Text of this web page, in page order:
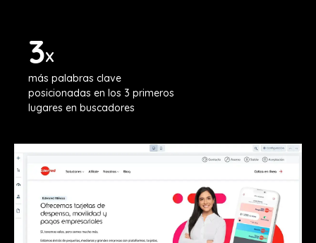
3X
más palabras clave
posicionadas en los 3 primeros
lugares en buscadores